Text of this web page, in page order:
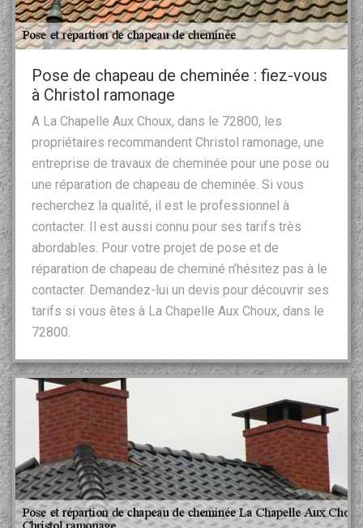
Pose de chapeau de cheminée : fiez-vous
à Christol ramonage
A La Chapelle Aux Choux, dans le 72800, les
propriétaires recommandent Christol ramonage, une
entreprise de travaux de cheminée pour une pose ou
une réparation de chapeau de cheminée. Si vous
recherchez la qualité, il est le professionnel à
contacter. Il est aussi connu pour ses tarifs très
abordables. Pour votre projet de pose et de
réparation de chapeau de cheminé n’hésitez pas à le
contacter. Demandez-lui un devis pour découvrir ses
tarifs si vous êtes à La Chapelle Aux Choux, dans le
72800.